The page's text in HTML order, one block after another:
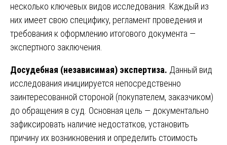
несколько ключевых видов исследования. Каждый из
них имеет свою специфику, регламент проведения и
требования к оформлению итогового документа —
экспертного заключения.
Досудебная (независимая) экспертиза. Данный вид
исследования инициируется непосредственно
заинтересованной стороной (покупателем, заказчиком)
до обращения в суд. Основная цель — документально
зафиксировать наличие недостатков, установить
причину их возникновения и определить стоимость